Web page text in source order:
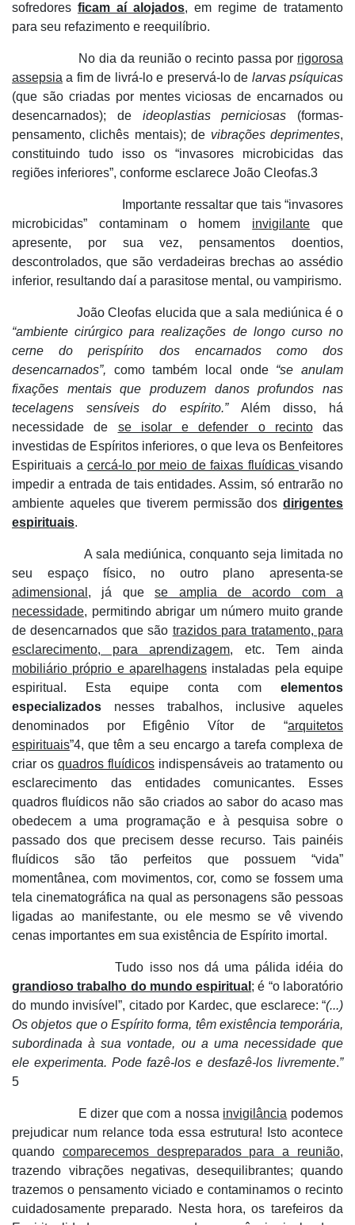
sofredores ficam aí alojados, em regime de tratamento
para seu refazimento e reequilíbrio.
No dia da reunião o recinto passa por rigorosa
assepsia a fim de livrá-lo e preservá-lo de larvas psíquicas
(que são criadas por mentes viciosas de encarnados ou
desencarnados); de ideoplastias perniciosas (formas-
pensamento, clichês mentais); de vibrações deprimentes,
constituindo tudo isso os “invasores microbicidas das
regiões inferiores”, conforme esclarece João Cleofas.3
Importante ressaltar que tais “invasores
microbicidas” contaminam o homem invigilante que
apresente, por sua vez, pensamentos doentios,
descontrolados, que são verdadeiras brechas ao assédio
inferior, resultando daí a parasitose mental, ou vampirismo.
João Cleofas elucida que a sala mediúnica é o
“ambiente cirúrgico para realizações de longo curso no
cerne do perispírito dos encarnados como dos
desencarnados”, como também local onde “se anulam
fixações mentais que produzem danos profundos nas
tecelagens sensíveis do espírito.” Além disso, há
necessidade de se isolar e defender o recintodas
investidas de Espíritos inferiores, o que leva os Benfeitores
Espirituais a cercá-lo por meio de faixas fluídicas visando
impedir a entrada de tais entidades. Assim, só entrarão no
ambiente aqueles que tiverem permissão dos dirigentes
espirituais.
A sala mediúnica, conquanto seja limitada no
seu espaço físico, no outro plano apresenta-se
adimensional , já quese amplia de acordo com a
necessidade, permitindo abrigar um número muito grande
de desencarnados que são trazidos para tratamento, para
esclarecimento, para aprendizagem, etc. Tem ainda
mobiliário próprio e aparelhagens instaladas pela equipe
espiritual. Esta equipe conta com elementos
especializados nesses trabalhos, inclusive aqueles
denominados por Efigênio Vítor de “arquitetos
espirituais”4, que têm a seu encargo a tarefa complexa de
criar os quadros fluídicos indispensáveis ao tratamento ou
esclarecimento das entidades comunicantes. Esses
quadros fluídicos não são criados ao sabor do acaso mas
obedecem a uma programação e à pesquisa sobre o
passado dos que precisem desse recurso. Tais painéis
fluídicos são tão perfeitos que possuem “vida”
momentânea, com movimentos, cor, como se fossem uma
tela cinematográfica na qual as personagens são pessoas
ligadas ao manifestante, ou ele mesmo se vê vivendo
cenas importantes em sua existência de Espírito imortal.
Tudo isso nos dá uma pálida idéia do
grandioso trabalho do mundo espiritual ; é “o laboratório
do mundo invisível”, citado por Kardec, que esclarece: “(...)
Os objetos que o Espírito forma, têm existência temporária,
subordinada à sua vontade, ou a uma necessidade que
ele experimenta. Pode fazê-los e desfazê-los livremente.”
5
E dizer que com a nossa invigilância podemos
prejudicar num relance toda essa estrutura! Isto acontece
quando comparecemos despreparados para a reunião,
trazendo vibrações negativas, desequilibrantes; quando
trazemos o pensamento viciado e contaminamos o recinto
cuidadosamente preparado. Nesta hora, os tarefeiros da